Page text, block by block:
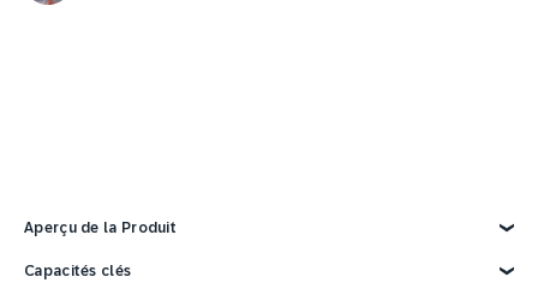
Aperçu de la Produit
Explorez la Produit
Capacités clés